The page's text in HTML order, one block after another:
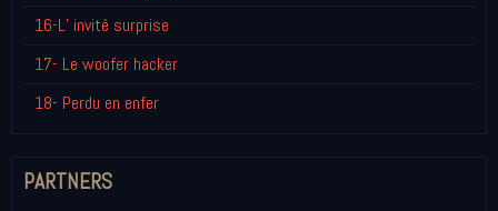
16-L’ invité surprise
17- Le woofer hacker
18- Perdu en enfer
PARTNERS